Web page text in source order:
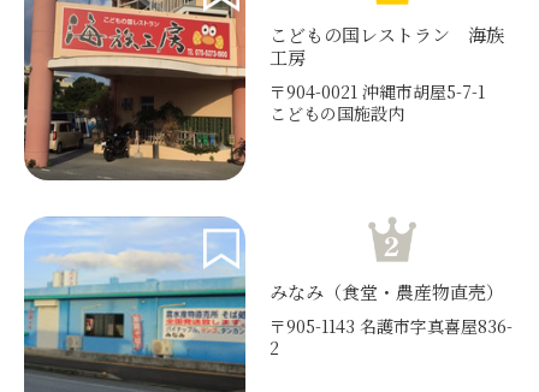
こどもの国レストラン 海族
工房
〒904-0021 沖縄市胡屋5-7-1
こどもの国施設内
みなみ（食堂・農産物直売）
〒905-1143 名護市字真喜屋836-
2